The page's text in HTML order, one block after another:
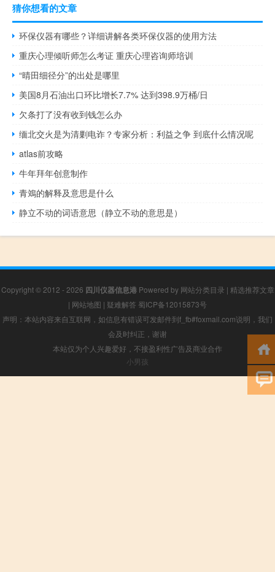
猜你想看的文章
环保仪器有哪些？详细讲解各类环保仪器的使用方法
重庆心理倾听师怎么考证 重庆心理咨询师培训
“晴田细径分”的出处是哪里
美国8月石油出口环比增长7.7% 达到398.9万桶/日
欠条打了没有收到钱怎么办
缅北交火是为清剿电诈？专家分析：利益之争 到底什么情况呢
atlas前攻略
牛年拜年创意制作
青鳼的解释及意思是什么
静立不动的词语意思（静立不动的意思是）
Copyright © 2012 - 2026 四川仪器信息港Powered by 网站分类目录 | 精选推荐文章
| 网站地图 | 疑难解答 蜀ICP备12015873号
声明：本站内容来自互联网，如信息有错误可发邮件到f_fb#foxmail.com说明，我们
会及时纠正，谢谢
本站仅为个人兴趣爱好，不接盈利性广告及商业合作
小男孩